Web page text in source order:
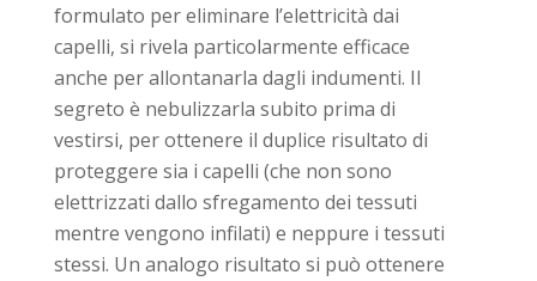
formulato per eliminare l’elettricità dai
capelli, si rivela particolarmente efficace
anche per allontanarla dagli indumenti. Il
segreto è nebulizzarla subito prima di
vestirsi, per ottenere il duplice risultato di
proteggere sia i capelli (che non sono
elettrizzati dallo sfregamento dei tessuti
mentre vengono infilati) e neppure i tessuti
stessi. Un analogo risultato si può ottenere